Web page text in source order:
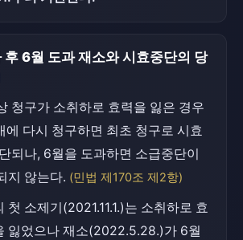
후 6월 도과 재소와 시효중단의 당
청구가 소취하로 효력을 잃은 경우
에 다시 청구하면 최초 청구로 시효
되나, 6월을 도과하면 소급중단이
지 않는다. (민법 제170조 제2항)
첫 소제기(2021.11.1.)는 소취하로 효
잃었으나 재소(2022.5.28.)가 6월